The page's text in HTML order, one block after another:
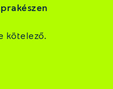
kötelező.